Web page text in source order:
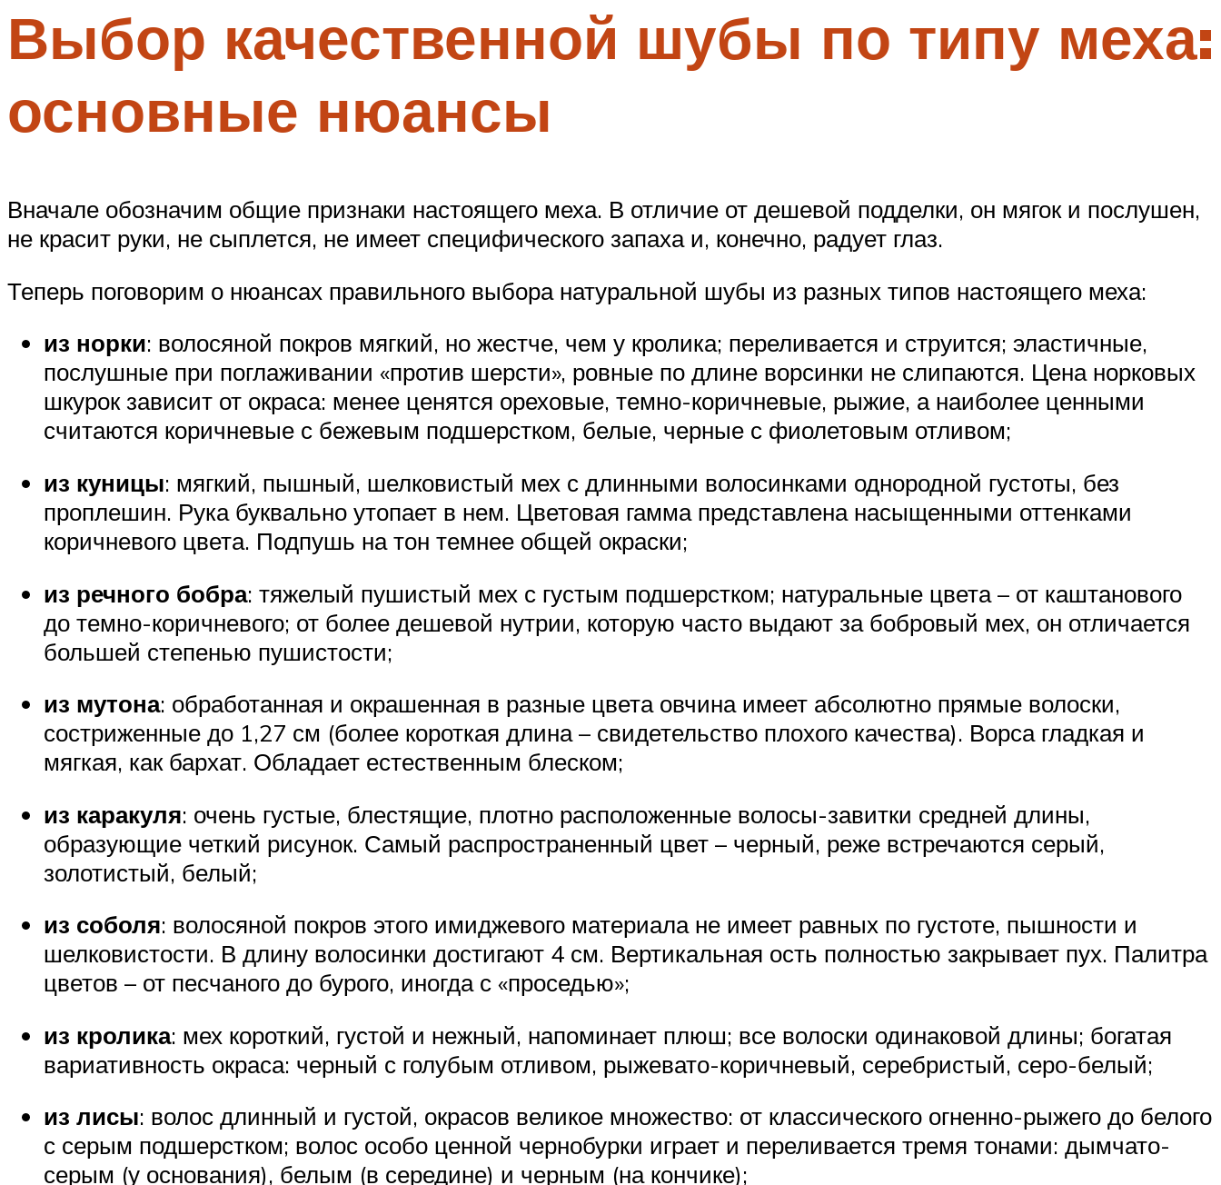
Выбор качественной шубы по типу меха:
основные нюансы
Вначале обозначим общие признаки настоящего меха. В отличие от дешевой подделки, он мягок и послушен,
не красит руки, не сыплется, не имеет специфического запаха и, конечно, радует глаз.
Теперь поговорим о нюансах правильного выбора натуральной шубы из разных типов настоящего меха:
из норки: волосяной покров мягкий, но жестче, чем у кролика; переливается и струится; эластичные,
послушные при поглаживании «против шерсти», ровные по длине ворсинки не слипаются. Цена норковых
шкурок зависит от окраса: менее ценятся ореховые, темно-коричневые, рыжие, а наиболее ценными
считаются коричневые с бежевым подшерстком, белые, черные с фиолетовым отливом;
из куницы: мягкий, пышный, шелковистый мех с длинными волосинками однородной густоты, без
проплешин. Рука буквально утопает в нем. Цветовая гамма представлена насыщенными оттенками
коричневого цвета. Подпушь на тон темнее общей окраски;
из речного бобра: тяжелый пушистый мех с густым подшерстком; натуральные цвета – от каштанового
до темно-коричневого; от более дешевой нутрии, которую часто выдают за бобровый мех, он отличается
большей степенью пушистости;
из мутона: обработанная и окрашенная в разные цвета овчина имеет абсолютно прямые волоски,
состриженные до 1,27 см (более короткая длина – свидетельство плохого качества). Ворса гладкая и
мягкая, как бархат. Обладает естественным блеском;
из каракуля: очень густые, блестящие, плотно расположенные волосы-завитки средней длины,
образующие четкий рисунок. Самый распространенный цвет – черный, реже встречаются серый,
золотистый, белый;
из соболя: волосяной покров этого имиджевого материала не имеет равных по густоте, пышности и
шелковистости. В длину волосинки достигают 4 см. Вертикальная ость полностью закрывает пух. Палитра
цветов – от песчаного до бурого, иногда с «проседью»;
из кролика: мех короткий, густой и нежный, напоминает плюш; все волоски одинаковой длины; богатая
вариативность окраса: черный с голубым отливом, рыжевато-коричневый, серебристый, серо-белый;
из лисы: волос длинный и густой, окрасов великое множество: от классического огненно-рыжего до белого
с серым подшерстком; волос особо ценной чернобурки играет и переливается тремя тонами: дымчато-
серым (у основания), белым (в середине) и черным (на кончике);